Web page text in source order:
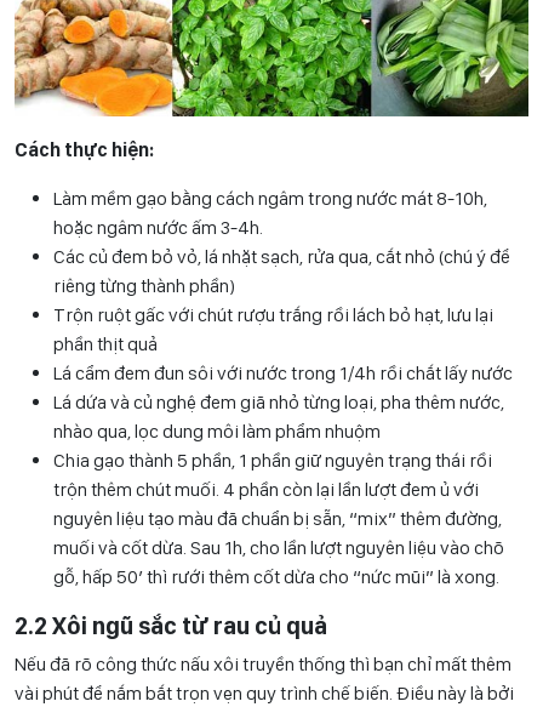
Cách thực hiện:
Làm mềm gạo bằng cách ngâm trong nước mát 8-10h,
hoặc ngâm nước ấm 3-4h.
Các củ đem bỏ vỏ, lá nhặt sạch, rửa qua, cắt nhỏ (chú ý để
riêng từng thành phần)
Trộn ruột gấc với chút rượu trắng rồi lách bỏ hạt, lưu lại
phần thịt quả
Lá cẩm đem đun sôi với nước trong 1/4h rồi chắt lấy nước
Lá dứa và củ nghệ đem giã nhỏ từng loại, pha thêm nước,
nhào qua, lọc dung môi làm phẩm nhuộm
Chia gạo thành 5 phần, 1 phần giữ nguyên trạng thái rồi
trộn thêm chút muối. 4 phần còn lại lần lượt đem ủ với
nguyên liệu tạo màu đã chuẩn bị sẵn, “mix” thêm đường,
muối và cốt dừa. Sau 1h, cho lần lượt nguyên liệu vào chõ
gỗ, hấp 50’ thì rưới thêm cốt dừa cho “nức mũi” là xong.
2.2 Xôi ngũ sắc từ rau củ quả
Nếu đã rõ công thức nấu xôi truyền thống thì bạn chỉ mất thêm
vài phút để nắm bắt trọn vẹn quy trình chế biến. Điều này là bởi